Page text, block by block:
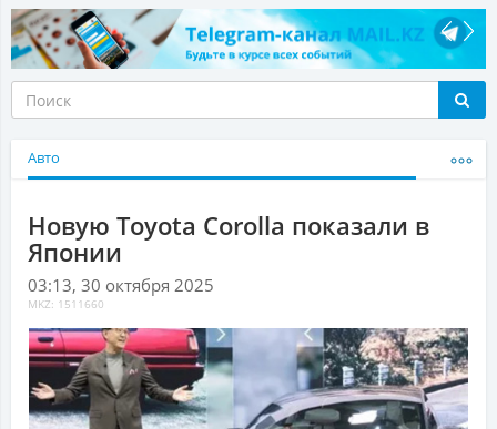
Авто
Новую Toyota Corolla показали в
Японии
03:13, 30 октября 2025
MKZ: 1511660